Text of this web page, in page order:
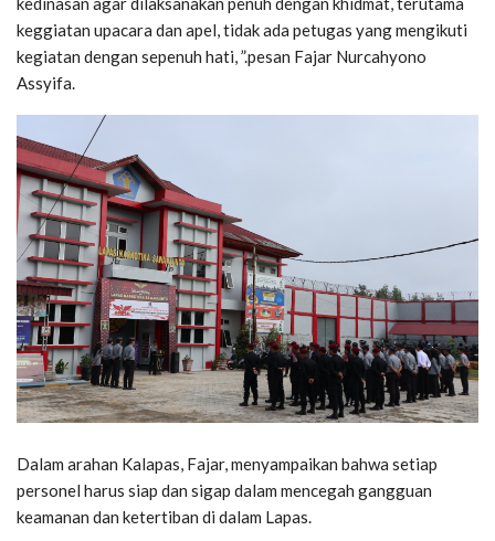
keggiatan upacara dan apel, tidak ada petugas yang mengikuti
kegiatan dengan sepenuh hati, ”.pesan Fajar Nurcahyono
Assyifa.
Dalam arahan Kalapas, Fajar, menyampaikan bahwa setiap
personel harus siap dan sigap dalam mencegah gangguan
keamanan dan ketertiban di dalam Lapas.